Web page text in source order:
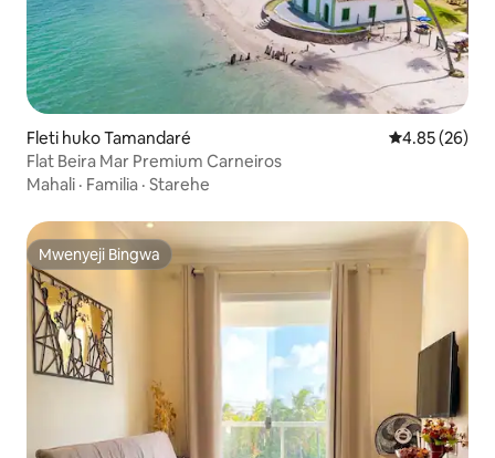
Fleti huko Tamandaré Ukadiriaji wa
4.85 (26)
Flat Beira Mar Premium Carneiros
Mahali · Familia · Starehe
Mwenyeji Bingwa
Mwenyeji Bingwa